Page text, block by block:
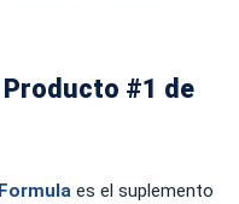
#1 de
es el suplemento